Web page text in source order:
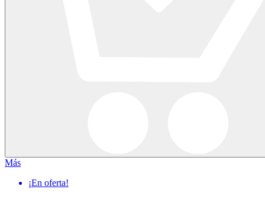
Más
¡En oferta!